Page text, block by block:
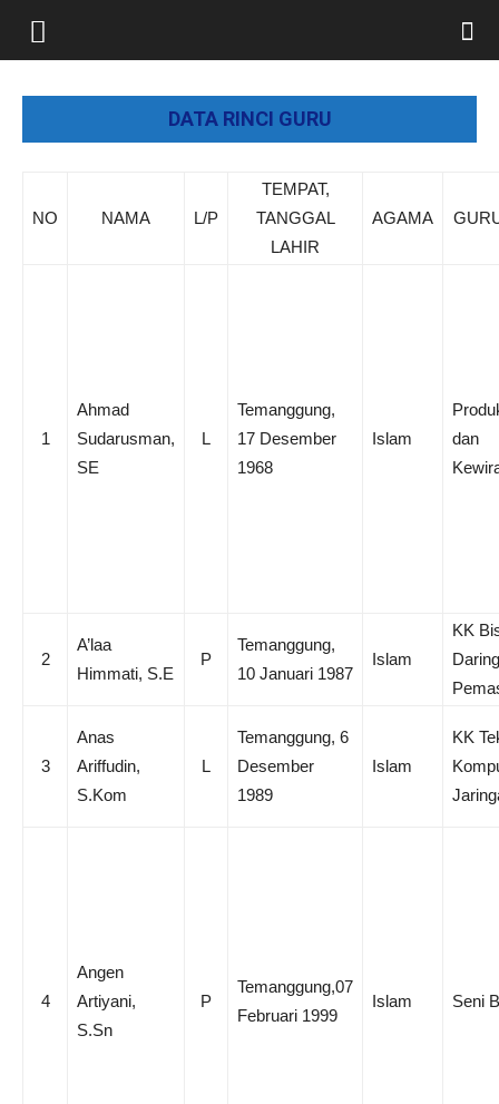
DATA RINCI GURU
NO NAMA L/P
TEMPAT,
TANGGAL
LAHIR
AGAMA
1
Ahmad
Sudarusman,
SE
L
Temanggung,
17 Desember
1968
Islam
dan
2
A’laa
Himmati, S.E
P
Temanggung,
10 Januari 1987
Islam
KK
3
Anas
Ariffudin,
S.Kom
L
Temanggung, 6
Desember
1989
Islam
KK
4
Angen
Artiyani,
S.Sn
P
Temanggung,07
Februari 1999
Islam Seni